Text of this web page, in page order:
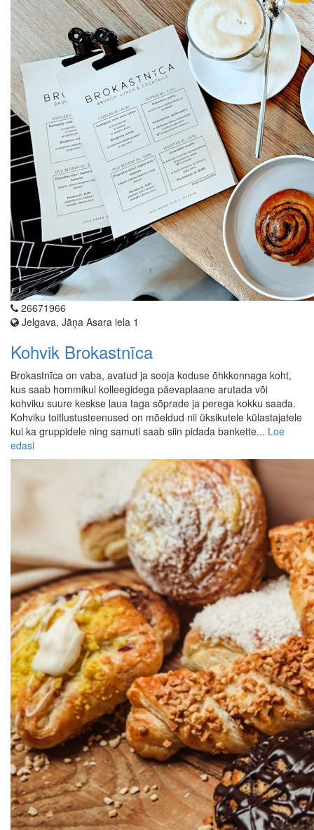
26671966
Jelgava, Jāņa Asara iela 1
Kohvik Brokastnīca
Brokastnīca on vaba, avatud ja sooja koduse õhkkonnaga koht,
kus saab hommikul kolleegidega päevaplaane arutada või
kohviku suure keskse laua taga sõprade ja perega kokku saada.
Kohviku toitlustusteenused on mõeldud nii üksikutele külastajatele
kui ka gruppidele ning samuti saab siin pidada bankette... Loe
edasi